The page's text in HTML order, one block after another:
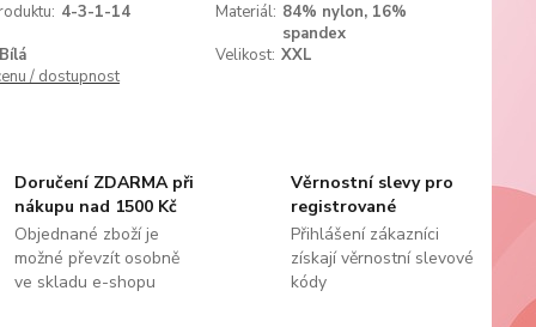
4-3-1-14 Materiál: 84% nylon, 16%
spandex
Velikost: XXL
/ dostupnost
Doručení ZDARMA při
nákupu nad 1500 Kč
Objednané zboží je
možné převzít osobně
ve skladu e-shopu
Věrnostní slevy pro
registrované
Přihlášení zákazníci
získají věrnostní slevové
kódy